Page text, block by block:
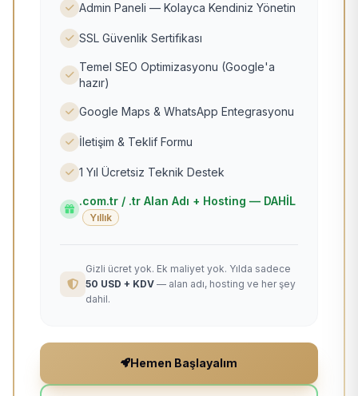
Admin Paneli — Kolayca Kendiniz Yönetin
SSL Güvenlik Sertifikası
Temel SEO Optimizasyonu (Google'a
hazır)
Google Maps & WhatsApp Entegrasyonu
İletişim & Teklif Formu
1 Yıl Ücretsiz Teknik Destek
.com.tr / .tr Alan Adı + Hosting — DAHİL
Yıllık
Gizli ücret yok. Ek maliyet yok. Yılda sadece
50 USD + KDV — alan adı, hosting ve her şey
dahil.
Hemen Başlayalım